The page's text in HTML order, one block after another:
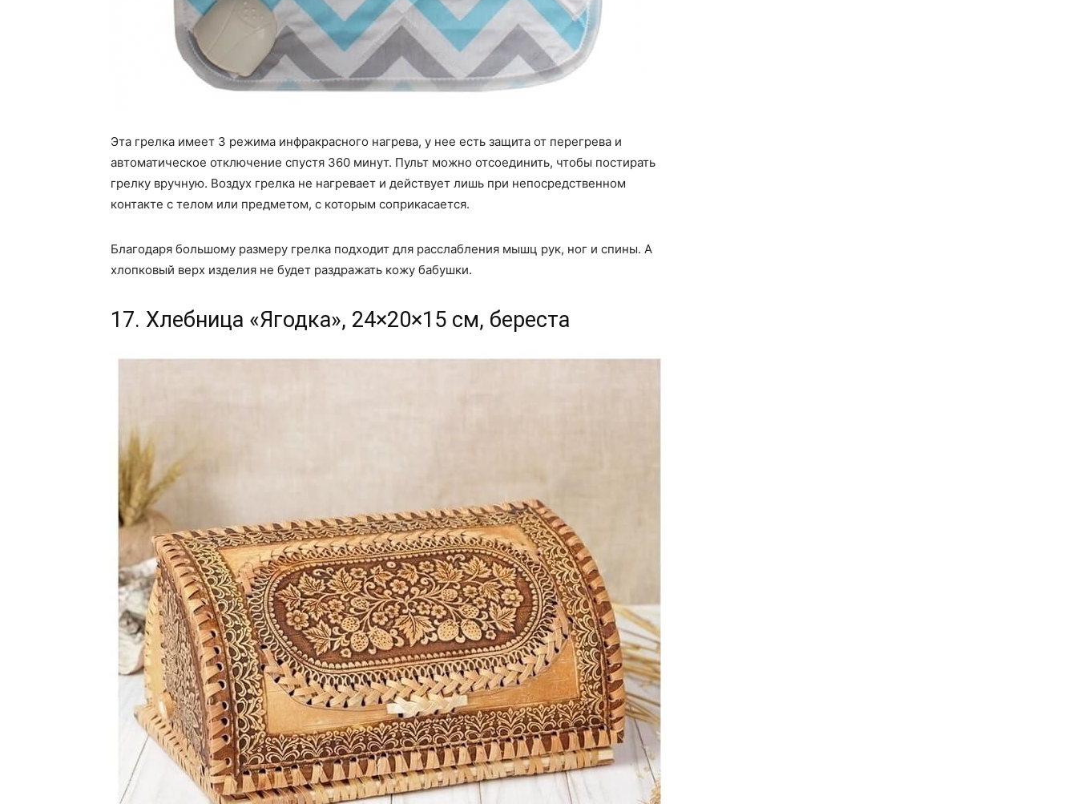
Эта грелка имеет 3 режима инфракрасного нагрева, у нее есть защита от перегрева и
автоматическое отключение спустя 360 минут. Пульт можно отсоединить, чтобы постирать
грелку вручную. Воздух грелка не нагревает и действует лишь при непосредственном
контакте с телом или предметом, с которым соприкасается.
Благодаря большому размеру грелка подходит для расслабления мышц рук, ног и спины. А
хлопковый верх изделия не будет раздражать кожу бабушки.
17. Хлебница «Ягодка», 24×20×15 см, береста